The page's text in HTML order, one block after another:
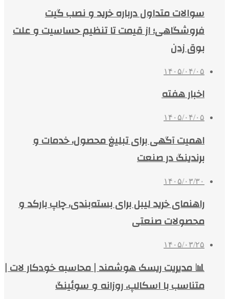
سوالات متداول درباره خرید و نصب گیت
فروشگاهی؛ از قیمت تا تنظیم حساسیت و علت
بوق زدن
۱۴۰۵/۰۴/۰۵
اخبار هفته
۱۴۰۵/۰۴/۰۵
اهمیت آگهی برای تبلیغ محصول، خدمات و
برندینگ در صنعت
۱۴۰۵/۰۳/۳۰
راهنمای خرید لیبل برای بسته‌بندی، چاپ بارکد و
محصولات صنعتی
۱۴۰۵/۰۳/۲۵
📊 مدیریت ریسک هوشمند | محاسبه خودکار لات |
متناسب با اسکالپ، روزانه و سوئینگ